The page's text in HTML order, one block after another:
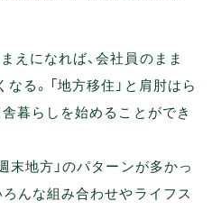
えになれば、会社員のまま
る。「地方移住」と肩肘はら
舎暮らしを始めることができ
末地方」のパターンが多かっ
んな組み合わせやライフス